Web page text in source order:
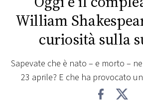
WEB
PLAYLIST
William
curiosità sulla
Sapevate che è nato – e morto –
23 aprile? E che ha provocato